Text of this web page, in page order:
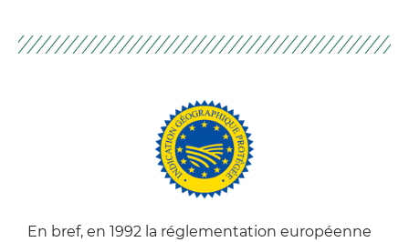
En bref, en 1992 la réglementation européenne